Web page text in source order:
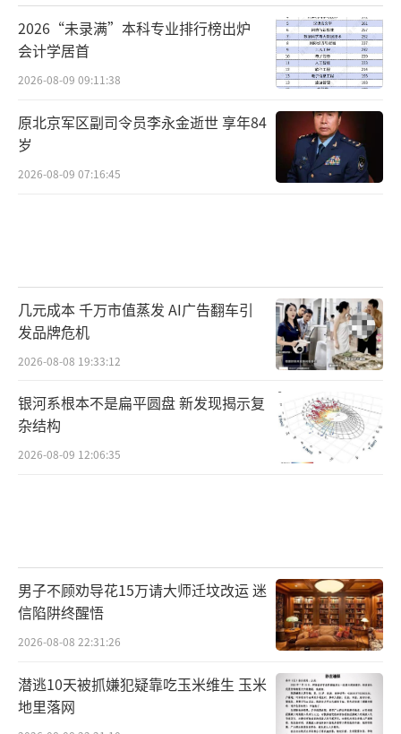
2026“未录满”本科专业排行榜出炉
会计学居首
2026-08-09 09:11:38
原北京军区副司令员李永金逝世 享年84
岁
2026-08-09 07:16:45
几元成本 千万市值蒸发 AI广告翻车引
发品牌危机
2026-08-08 19:33:12
银河系根本不是扁平圆盘 新发现揭示复
杂结构
2026-08-09 12:06:35
男子不顾劝导花15万请大师迁坟改运 迷
信陷阱终醒悟
2026-08-08 22:31:26
潜逃10天被抓嫌犯疑靠吃玉米维生 玉米
地里落网